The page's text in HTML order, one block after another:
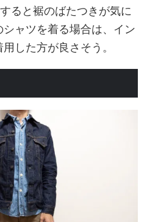
ると裾のばたつきが気に
ャツを着る場合は、イン
した方が良さそう。